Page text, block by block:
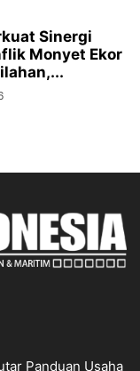
Sinergi
Monyet Ekor
Panduan Usaha